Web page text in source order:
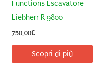
Functions Escavatore
Liebherr R 9800
750,00€
Scopri di più